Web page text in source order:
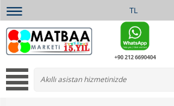
TL
+90 212 6690404